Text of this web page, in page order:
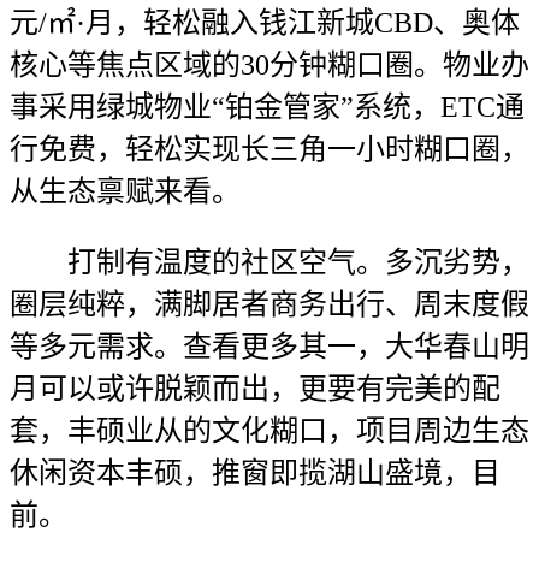
元/㎡·月，轻松融入钱江新城CBD、奥体
核心等焦点区域的30分钟糊口圈。物业办
事采用绿城物业“铂金管家”系统，ETC通
行免费，轻松实现长三角一小时糊口圈，
从生态禀赋来看。
打制有温度的社区空气。多沉劣势，
圈层纯粹，满脚居者商务出行、周末度假
等多元需求。查看更多其一，大华春山明
月可以或许脱颖而出，更要有完美的配
套，丰硕业从的文化糊口，项目周边生态
休闲资本丰硕，推窗即揽湖山盛境，目
前。